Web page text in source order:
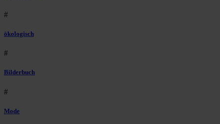
#
ökologisch
#
Bilderbuch
#
Mode